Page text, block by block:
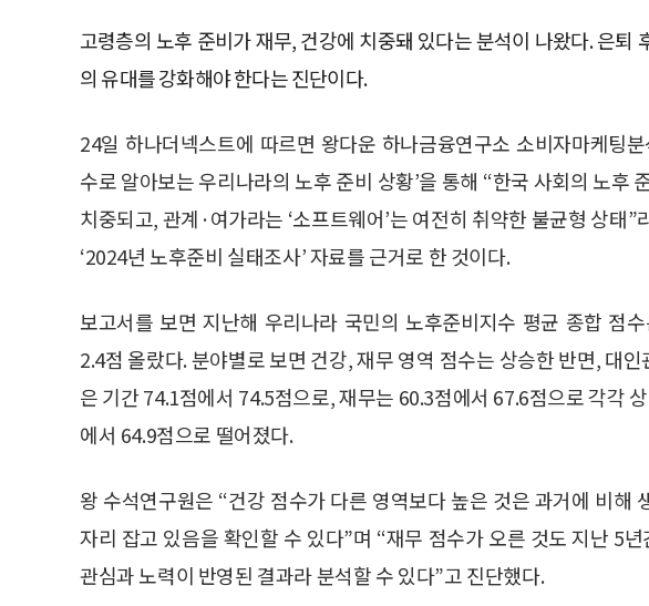
고령층의 노후 준비가 재무, 건강에 치중돼 있다는 분석이 나왔다. 은퇴
의 유대를 강화해야 한다는 진단이다.
24일 하나더넥스트에 따르면 왕다운 하나금융연구소 소비자마케팅
수로 알아보는 우리나라의 노후 준비 상황’을 통해 “한국 사회의 노후
치중되고, 관계·여가라는 ‘소프트웨어’는 여전히 취약한 불균형 상태
‘2024년 노후준비 실태조사’ 자료를 근거로 한 것이다.
보고서를 보면 지난해 우리나라 국민의 노후준비지수 평균 종합 점
2.4점 올랐다. 분야별로 보면 건강, 재무 영역 점수는 상승한 반면, 대
은 기간 74.1점에서 74.5점으로, 재무는 60.3점에서 67.6점으로 각각
에서 64.9점으로 떨어졌다.
왕 수석연구원은 “건강 점수가 다른 영역보다 높은 것은 과거에 비해
자리 잡고 있음을 확인할 수 있다”며 “재무 점수가 오른 것도 지난 5
관심과 노력이 반영된 결과라 분석할 수 있다”고 진단했다.